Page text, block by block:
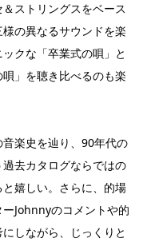
ストリングスをベース
の異なるサウンドを楽
クな「卒業式の唄」と
」を聴き比べるのも楽
楽史を辿り、90年代の
去カタログならではの
嬉しい。さらに、的場
Johnnyのコメントや的
しながら、じっくりと